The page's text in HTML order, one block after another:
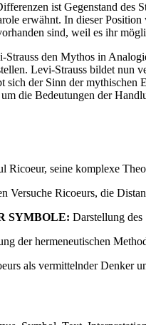
ist Gegenstand des
erwähnt. In dieser
sind, weil es ihr
den Mythos in
Levi-Strauss bildet
der Sinn der
die Bedeutungen der
Ricoeur, seine komplexe
Versuche Ricoeurs, die
SYMBOLE: Darstellung des
der hermeneutischen
als vermittelnder Denker